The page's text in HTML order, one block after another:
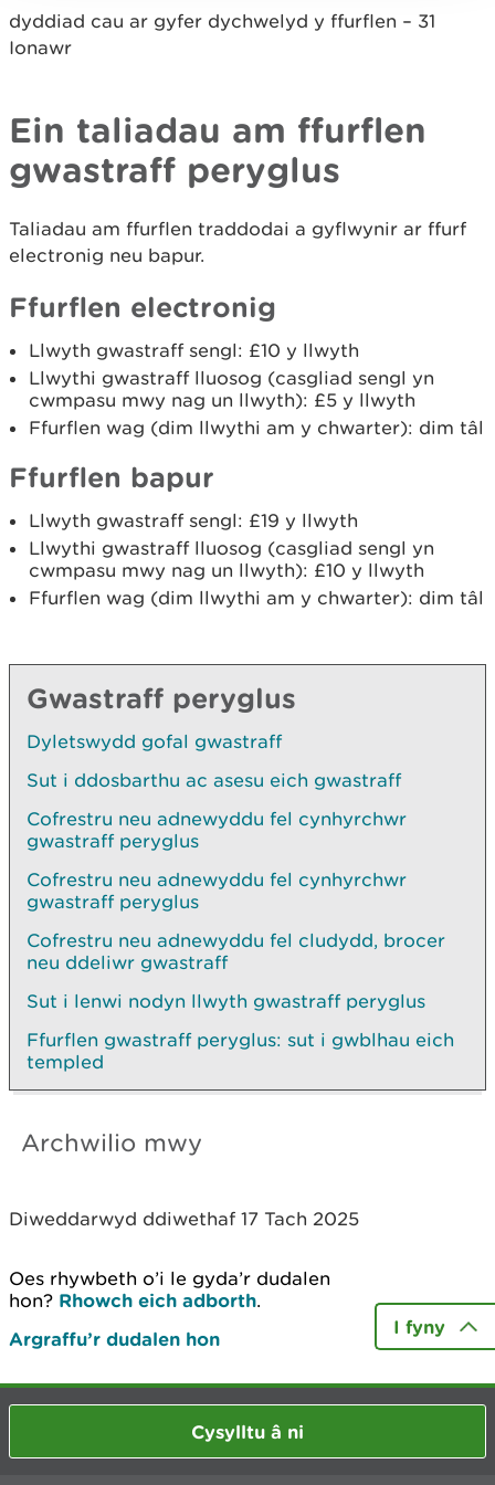
dyddiad cau ar gyfer dychwelyd y ffurflen – 31
Ionawr
Ein taliadau am ffurflen
gwastraff peryglus
Taliadau am ffurflen traddodai a gyflwynir ar ffurf
electronig neu bapur.
Ffurflen electronig
Llwyth gwastraff sengl: £10 y llwyth
Llwythi gwastraff lluosog (casgliad sengl yn
cwmpasu mwy nag un llwyth): £5 y llwyth
Ffurflen wag (dim llwythi am y chwarter): dim tâl
Ffurflen bapur
Llwyth gwastraff sengl: £19 y llwyth
Llwythi gwastraff lluosog (casgliad sengl yn
cwmpasu mwy nag un llwyth): £10 y llwyth
Ffurflen wag (dim llwythi am y chwarter): dim tâl
Gwastraff peryglus
Dyletswydd gofal gwastraff
Sut i ddosbarthu ac asesu eich gwastraff
Cofrestru neu adnewyddu fel cynhyrchwr
gwastraff peryglus
Cofrestru neu adnewyddu fel cynhyrchwr
gwastraff peryglus
Cofrestru neu adnewyddu fel cludydd, brocer
neu ddeliwr gwastraff
Sut i lenwi nodyn llwyth gwastraff peryglus
Ffurflen gwastraff peryglus: sut i gwblhau eich
templed
Archwilio mwy
Diweddarwyd ddiwethaf 17 Tach 2025
Oes rhywbeth o’i le gyda’r dudalen
hon? Rhowch eich adborth.
Argraffu’r dudalen hon
I fyny
Cysylltu â ni